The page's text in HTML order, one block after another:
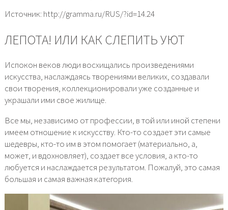
Источник: http://gramma.ru/RUS/?id=14.24
ЛЕПОТА! ИЛИ КАК СЛЕПИТЬ УЮТ
Испокон веков люди восхищались произведениями
искусства, наслаждаясь творениями великих, создавали
свои творения, коллекционировали уже созданные и
украшали ими свое жилище.
Все мы, независимо от профессии, в той или иной степени
имеем отношение к искусству. Кто-то создает эти самые
шедевры, кто-то им в этом помогает (материально, а,
может, и вдохновляет), создает все условия, а кто-то
любуется и наслаждается результатом. Пожалуй, это самая
большая и самая важная категория.